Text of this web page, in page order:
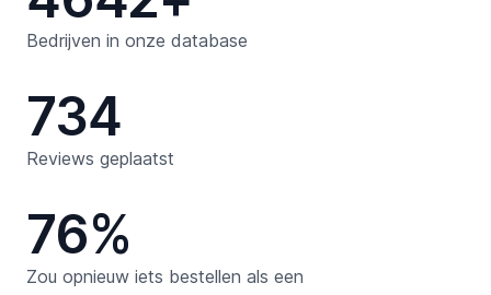
Bedrijven in onze database
Reviews geplaatst
734
Zou opnieuw iets bestellen als een
76%